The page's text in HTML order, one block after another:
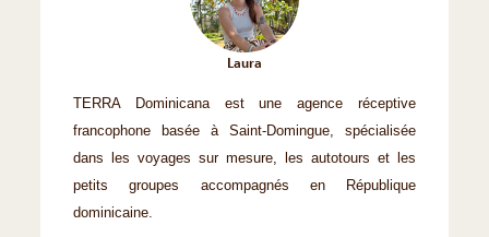
Laura
TERRA Dominicana est une agence réceptive
francophone basée à Saint-Domingue, spécialisée
dans les voyages sur mesure, les autotours et les
petits groupes accompagnés en République
dominicaine.